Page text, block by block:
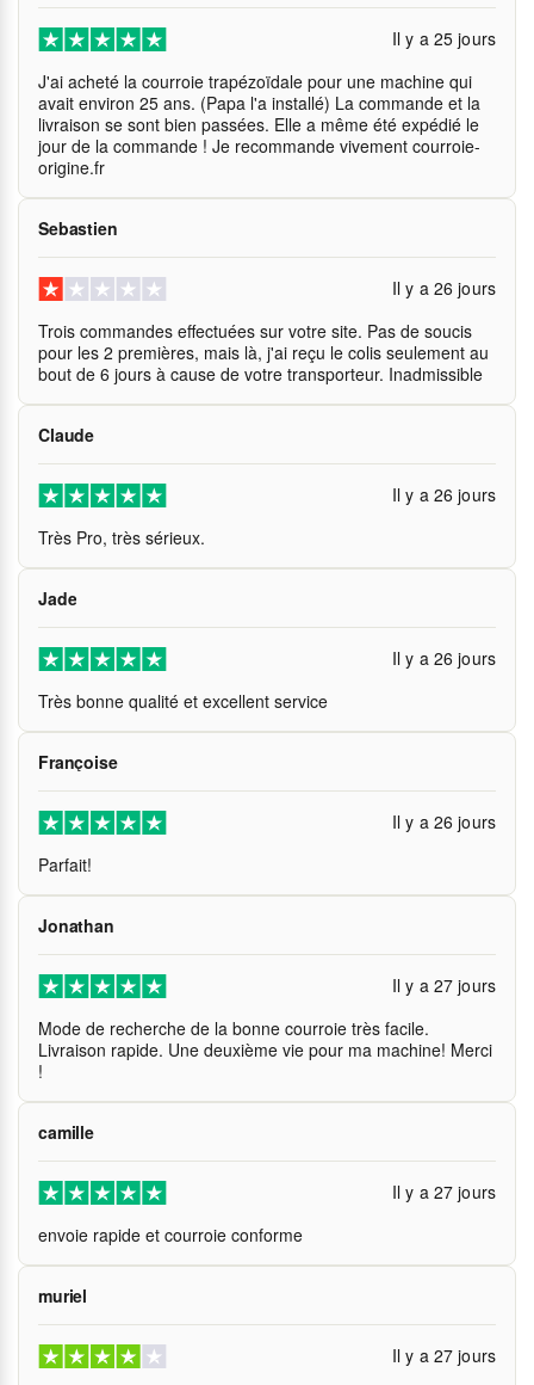
Il y a 25 jours
J'ai acheté la courroie trapézoïdale pour une machine qui
avait environ 25 ans. (Papa l'a installé) La commande et la
livraison se sont bien passées. Elle a même été expédié le
jour de la commande ! Je recommande vivement courroie-
origine.fr
Sebastien
Il y a 26 jours
Trois commandes effectuées sur votre site. Pas de soucis
pour les 2 premières, mais là, j'ai reçu le colis seulement au
bout de 6 jours à cause de votre transporteur. Inadmissible
Claude
Il y a 26 jours
Très Pro, très sérieux.
Jade
Il y a 26 jours
Très bonne qualité et excellent service
Françoise
Il y a 26 jours
Parfait!
Jonathan
Il y a 27 jours
Mode de recherche de la bonne courroie très facile.
Livraison rapide. Une deuxième vie pour ma machine! Merci
!
camille
Il y a 27 jours
envoie rapide et courroie conforme
muriel
Il y a 27 jours